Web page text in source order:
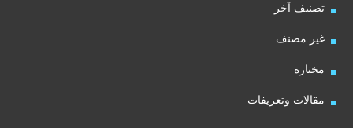
تصنيف آخر
غير مصنف
مختارة
مقالات وتعريفات